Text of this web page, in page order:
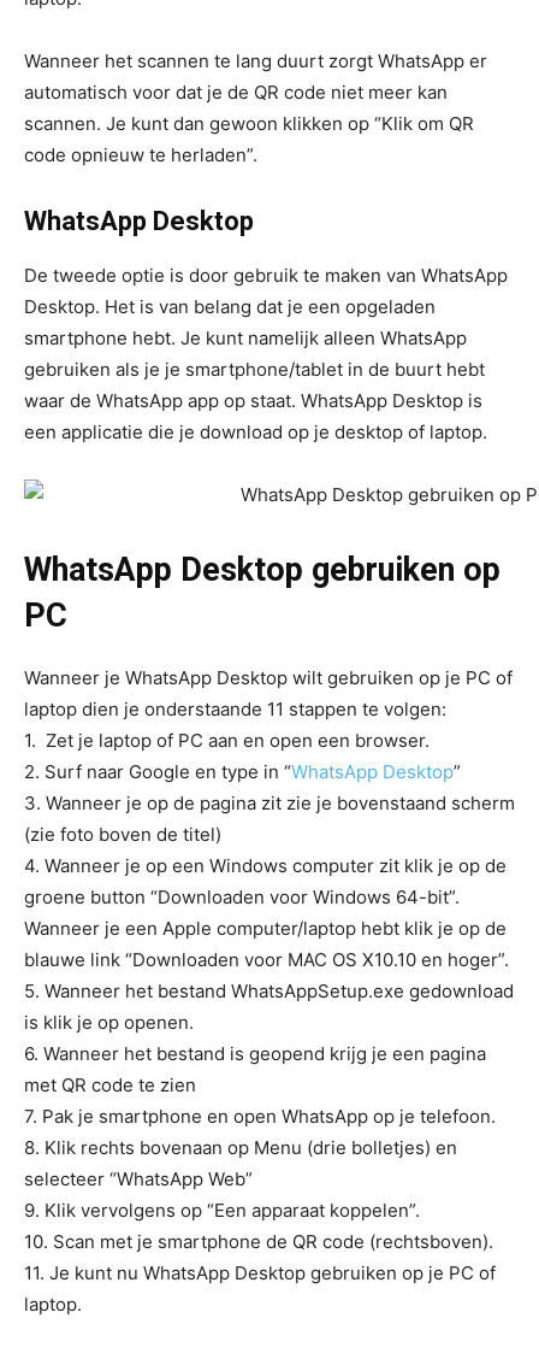
Wanneer het scannen te lang duurt zorgt WhatsApp er
automatisch voor dat je de QR code niet meer kan
scannen. Je kunt dan gewoon klikken op “Klik om QR
code opnieuw te herladen”.
WhatsApp Desktop
De tweede optie is door gebruik te maken van WhatsApp
Desktop. Het is van belang dat je een opgeladen
smartphone hebt. Je kunt namelijk alleen WhatsApp
gebruiken als je je smartphone/tablet in de buurt hebt
waar de WhatsApp app op staat. WhatsApp Desktop is
een applicatie die je download op je desktop of laptop.
WhatsApp Desktop gebruiken op
PC
Wanneer je WhatsApp Desktop wilt gebruiken op je PC of
laptop dien je onderstaande 11 stappen te volgen:
1. Zet je laptop of PC aan en open een browser.
2. Surf naar Google en type in “WhatsApp Desktop”
3. Wanneer je op de pagina zit zie je bovenstaand scherm
(zie foto boven de titel)
4. Wanneer je op een Windows computer zit klik je op de
groene button “Downloaden voor Windows 64-bit”.
Wanneer je een Apple computer/laptop hebt klik je op de
blauwe link “Downloaden voor MAC OS X10.10 en hoger”.
5. Wanneer het bestand WhatsAppSetup.exe gedownload
is klik je op openen.
6. Wanneer het bestand is geopend krijg je een pagina
met QR code te zien
7. Pak je smartphone en open WhatsApp op je telefoon.
8. Klik rechts bovenaan op Menu (drie bolletjes) en
selecteer “WhatsApp Web”
9. Klik vervolgens op “Een apparaat koppelen”.
10. Scan met je smartphone de QR code (rechtsboven).
11. Je kunt nu WhatsApp Desktop gebruiken op je PC of
laptop.